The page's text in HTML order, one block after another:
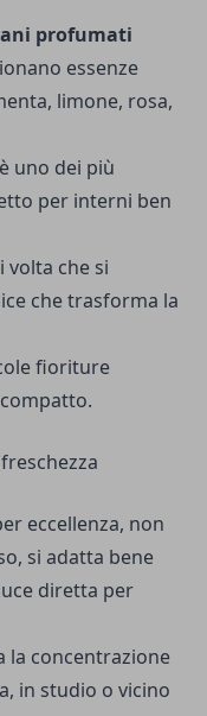
profumati
essenze
limone, rosa,
è uno dei più
per interni ben
che si
che trasforma la
fioriture
eccellenza, non
si adatta bene
diretta per
la concentrazione
in studio o vicino